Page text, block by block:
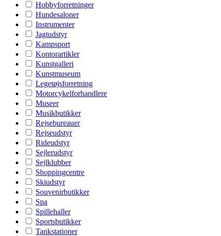
Hobbyforretninger
Hundesaloner
Instrumenter
Jagtudstyr
Kampsport
Kontorartikler
Kunstgalleri
Kunstmuseum
Legetøjsforretning
Motorcykelforhandlere
Museer
Musikbutikker
Rejsebureauer
Rejseudstyr
Rideudstyr
Sejlerudstyr
Sejlklubber
Shoppingcentre
Skiudstyr
Souvenirbutikker
Spa
Spillehaller
Sportsbutikker
Tankstationer